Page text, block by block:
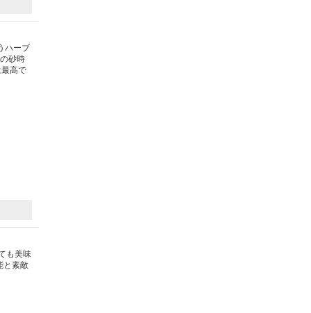
ハーブ
砂時
高で
も美味
と素敵